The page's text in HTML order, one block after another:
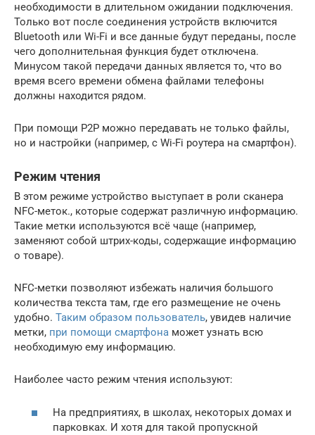
необходимости в длительном ожидании подключения.
Только вот после соединения устройств включится
Bluetooth или Wi-Fi и все данные будут переданы, после
чего дополнительная функция будет отключена.
Минусом такой передачи данных является то, что во
время всего времени обмена файлами телефоны
должны находится рядом.
При помощи P2P можно передавать не только файлы,
но и настройки (например, с Wi-Fi роутера на смартфон).
Режим чтения
В этом режиме устройство выступает в роли сканера
NFC-меток., которые содержат различную информацию.
Такие метки используются всё чаще (например,
заменяют собой штрих-коды, содержащие информацию
о товаре).
NFC-метки позволяют избежать наличия большого
количества текста там, где его размещение не очень
удобно. Таким образом пользователь, увидев наличие
метки, при помощи смартфона может узнать всю
необходимую ему информацию.
Наиболее часто режим чтения используют:
На предприятиях, в школах, некоторых домах и
парковках. И хотя для такой пропускной